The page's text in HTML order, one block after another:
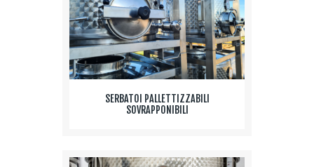
SERBATOI PALLETTIZZABILI
SOVRAPPONIBILI